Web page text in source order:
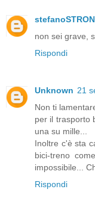
non sei grave,
Rispondi
Unknown 21
Non ti
per il trasporto
una su mille...
Inoltre c'è sta
bici-treno
impossibile...
Rispondi